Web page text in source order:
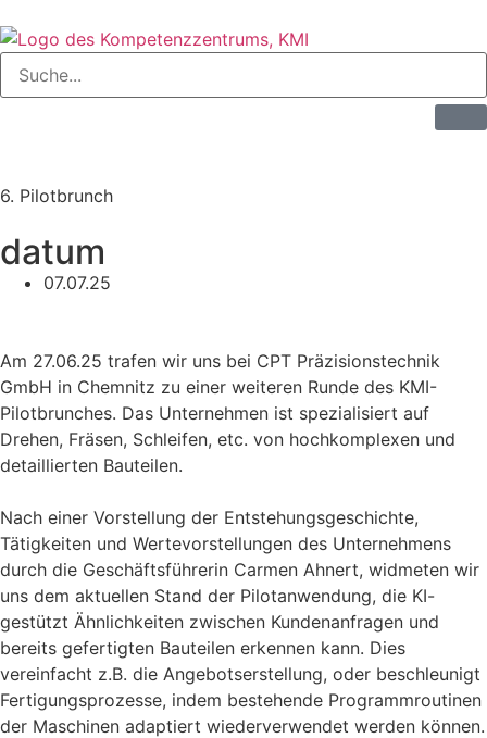
6. Pilotbrunch
datum
07.07.25
Am 27.06.25 trafen wir uns bei CPT Präzisionstechnik
GmbH in Chemnitz zu einer weiteren Runde des KMI-
Pilotbrunches. Das Unternehmen ist spezialisiert auf
Drehen, Fräsen, Schleifen, etc. von hochkomplexen und
detaillierten Bauteilen.
Nach einer Vorstellung der Entstehungsgeschichte,
Tätigkeiten und Wertevorstellungen des Unternehmens
durch die Geschäftsführerin Carmen Ahnert, widmeten wir
uns dem aktuellen Stand der Pilotanwendung, die KI-
gestützt Ähnlichkeiten zwischen Kundenanfragen und
bereits gefertigten Bauteilen erkennen kann. Dies
vereinfacht z.B. die Angebotserstellung, oder beschleunigt
Fertigungsprozesse, indem bestehende Programmroutinen
der Maschinen adaptiert wiederverwendet werden können.